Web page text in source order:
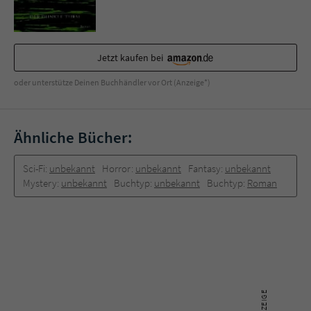
Jetzt kaufen bei
oder unterstütze Deinen Buchhändler vor Ort (Anzeige*)
Ähnliche Bücher:
Sci-Fi: unbekannt Horror: unbekannt Fantasy: unbekannt
Mystery: unbekannt Buchtyp: unbekannt Buchtyp: Roman